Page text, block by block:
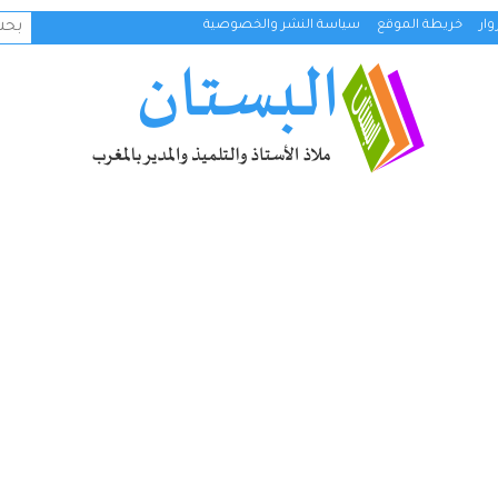
خريطة الموقع سياسة النشر والخصوصية
عن: